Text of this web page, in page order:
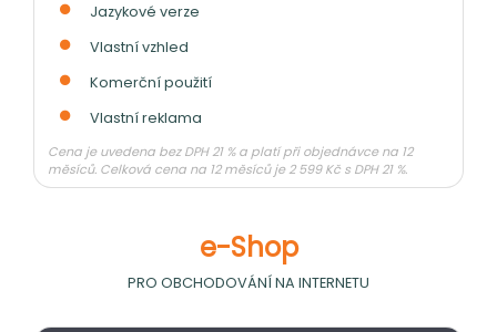
Jazykové verze
Vlastní vzhled
Komerční použití
Vlastní reklama
Cena je uvedena bez DPH 21 % a platí při objednávce na 12
měsíců. Celková cena na 12 měsíců je 2 599 Kč s DPH 21 %.
e-Shop
PRO OBCHODOVÁNÍ NA INTERNETU